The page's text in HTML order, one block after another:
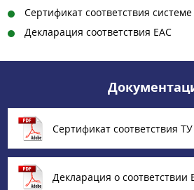
Сертификат соответствия
Декларация соответствия EAC
Сертификат соответствия ТУ
Декларация о соответствии